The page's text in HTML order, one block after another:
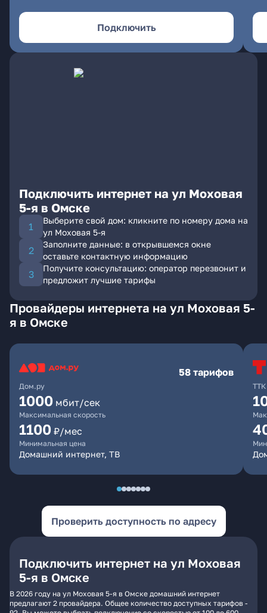
Подключить
Подключить интернет на ул Моховая
5-я в Омске
Выберите свой дом: кликните по номеру дома на
ул Моховая 5-я
Заполните данные: в открывшемся окне
оставьте контактную информацию
Получите консультацию: оператор перезвонит и
предложит лучшие тарифы
Провайдеры интернета на ул Моховая 5-
я в Омске
Дом.ру
58 тарифов
1000 мбит/сек
Максимальная скорость
1100 ₽/мес
Минимальная цена
Домашний интернет, ТВ
ТТК
Проверить доступность по адресу
Подключить интернет на ул Моховая
5-я в Омске
В 2026 году на ул Моховая 5-я в Омске домашний интернет
предлагают 2 провайдера. Общее количество доступных тарифов -